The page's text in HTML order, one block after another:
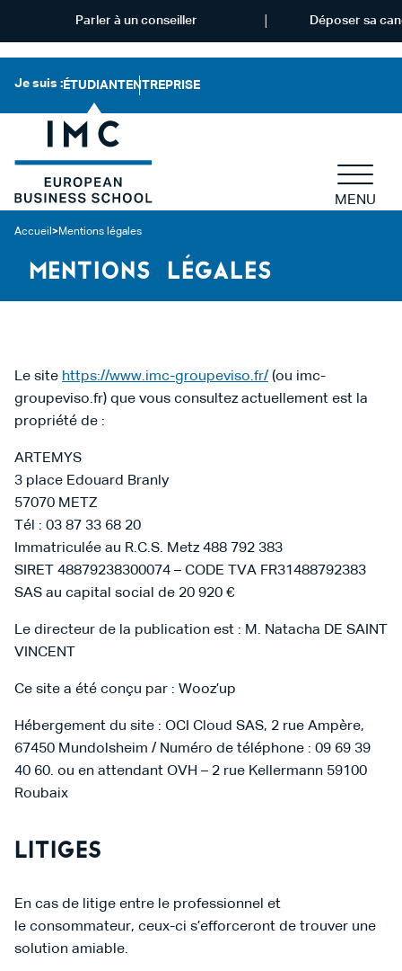
Je suis : ÉTUDIANT ENTREPRISE
MENU
Accueil >Mentions légales
MENTIONS LÉGALES
Le site https://www.imc-groupeviso.fr/ (ou imc-
groupeviso.fr) que vous consultez actuellement est la
propriété de :
ARTEMYS
3 place Edouard Branly
57070 METZ
Tél : 03 87 33 68 20
Immatriculée au R.C.S. Metz 488 792 383
SIRET 48879238300074 – CODE TVA FR31488792383
SAS au capital social de 20 920 €
Le directeur de la publication est : M. Natacha DE SAINT
VINCENT
Ce site a été conçu par : Wooz’up
Hébergement du site : OCI Cloud SAS, 2 rue Ampère,
67450 Mundolsheim / Numéro de téléphone : 09 69 39
40 60. ou en attendant OVH – 2 rue Kellermann 59100
Roubaix
LITIGES
En cas de litige entre le professionnel et
le consommateur, ceux-ci s’efforceront de trouver une
solution amiable.
Parler à un conseiller Déposer sa